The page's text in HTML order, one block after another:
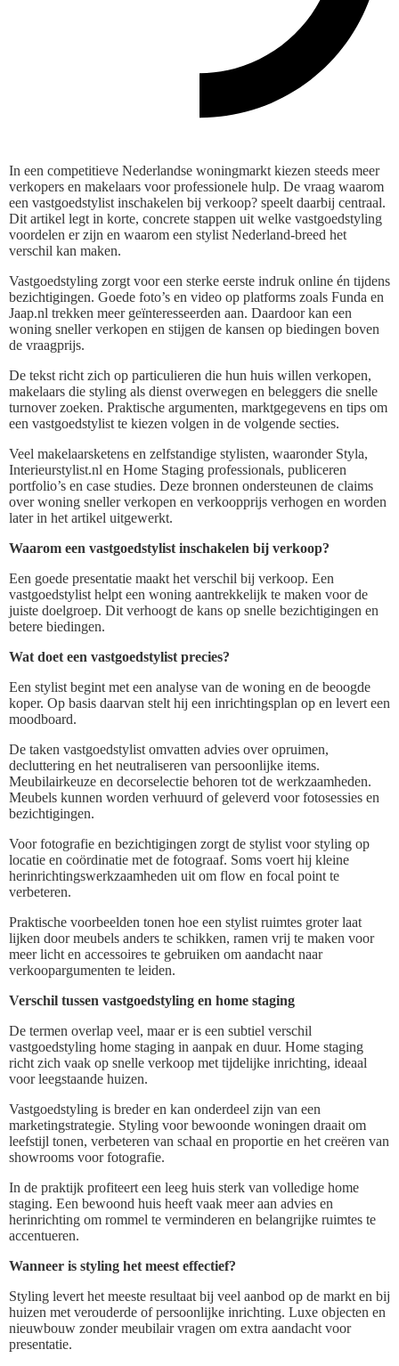
In een competitieve Nederlandse woningmarkt kiezen steeds meer
verkopers en makelaars voor professionele hulp. De vraag waarom
een vastgoedstylist inschakelen bij verkoop? speelt daarbij centraal.
Dit artikel legt in korte, concrete stappen uit welke vastgoedstyling
voordelen er zijn en waarom een stylist Nederland-breed het
verschil kan maken.
Vastgoedstyling zorgt voor een sterke eerste indruk online én tijdens
bezichtigingen. Goede foto’s en video op platforms zoals Funda en
Jaap.nl trekken meer geïnteresseerden aan. Daardoor kan een
woning sneller verkopen en stijgen de kansen op biedingen boven
de vraagprijs.
De tekst richt zich op particulieren die hun huis willen verkopen,
makelaars die styling als dienst overwegen en beleggers die snelle
turnover zoeken. Praktische argumenten, marktgegevens en tips om
een vastgoedstylist te kiezen volgen in de volgende secties.
Veel makelaarsketens en zelfstandige stylisten, waaronder Styla,
Interieurstylist.nl en Home Staging professionals, publiceren
portfolio’s en case studies. Deze bronnen ondersteunen de claims
over woning sneller verkopen en verkoopprijs verhogen en worden
later in het artikel uitgewerkt.
Waarom een vastgoedstylist inschakelen bij verkoop?
Een goede presentatie maakt het verschil bij verkoop. Een
vastgoedstylist helpt een woning aantrekkelijk te maken voor de
juiste doelgroep. Dit verhoogt de kans op snelle bezichtigingen en
betere biedingen.
Wat doet een vastgoedstylist precies?
Een stylist begint met een analyse van de woning en de beoogde
koper. Op basis daarvan stelt hij een inrichtingsplan op en levert een
moodboard.
De taken vastgoedstylist omvatten advies over opruimen,
decluttering en het neutraliseren van persoonlijke items.
Meubilairkeuze en decorselectie behoren tot de werkzaamheden.
Meubels kunnen worden verhuurd of geleverd voor fotosessies en
bezichtigingen.
Voor fotografie en bezichtigingen zorgt de stylist voor styling op
locatie en coördinatie met de fotograaf. Soms voert hij kleine
herinrichtingswerkzaamheden uit om flow en focal point te
verbeteren.
Praktische voorbeelden tonen hoe een stylist ruimtes groter laat
lijken door meubels anders te schikken, ramen vrij te maken voor
meer licht en accessoires te gebruiken om aandacht naar
verkoopargumenten te leiden.
Verschil tussen vastgoedstyling en home staging
De termen overlap veel, maar er is een subtiel verschil
vastgoedstyling home staging in aanpak en duur. Home staging
richt zich vaak op snelle verkoop met tijdelijke inrichting, ideaal
voor leegstaande huizen.
Vastgoedstyling is breder en kan onderdeel zijn van een
marketingstrategie. Styling voor bewoonde woningen draait om
leefstijl tonen, verbeteren van schaal en proportie en het creëren van
showrooms voor fotografie.
In de praktijk profiteert een leeg huis sterk van volledige home
staging. Een bewoond huis heeft vaak meer aan advies en
herinrichting om rommel te verminderen en belangrijke ruimtes te
accentueren.
Wanneer is styling het meest effectief?
Styling levert het meeste resultaat bij veel aanbod op de markt en bij
huizen met verouderde of persoonlijke inrichting. Luxe objecten en
nieuwbouw zonder meubilair vragen om extra aandacht voor
presentatie.